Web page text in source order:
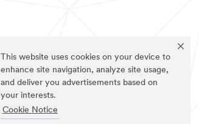
This website uses cookies on your device to
enhance site navigation, analyze site usage,
and deliver you advertisements based on
your interests.
Cookie Notice